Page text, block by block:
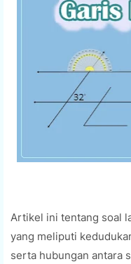
Artikel ini tentang soal
yang meliputi
serta hubungan antara